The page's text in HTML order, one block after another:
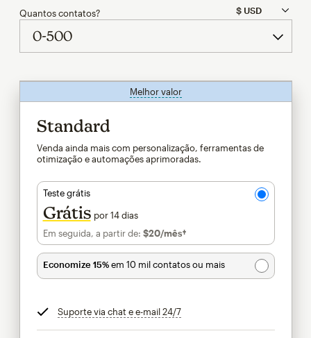
Quantos contatos?
Melhor valordica
Standard
Venda ainda mais com personalização, ferramentas de
otimização e automações aprimoradas.
Teste grátis
Grátis por 14 dias
Em seguida, a partir de: $20/mês†por mês†
Economize 15%em 10 mil contatos ou mais
Suporte via chat e e-mail 24/7dica